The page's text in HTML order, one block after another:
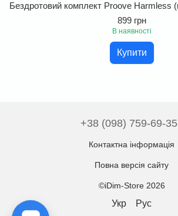
899 грн
В наявності
Купити
+38 (098) 759-69-35
Контактна інформація
Повна версія сайту
©iDim-Store 2026
Укр Рус